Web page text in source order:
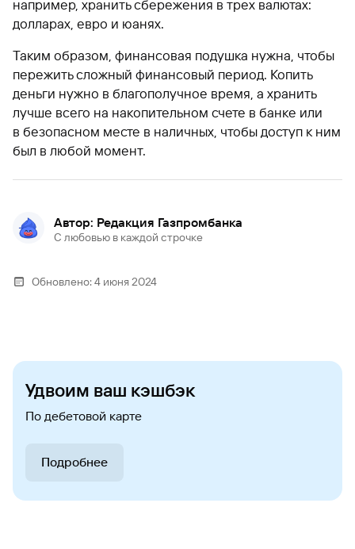
например, хранить сбережения в трех валютах:
долларах, евро и юанях.
Таким образом, финансовая подушка нужна, чтобы
пережить сложный финансовый период. Копить
деньги нужно в благополучное время, а хранить
лучше всего на накопительном счете в банке или
в безопасном месте в наличных, чтобы доступ к ним
был в любой момент.
Автор: Редакция Газпромбанка
С любовью в каждой строчке
Обновлено:4 июня 2024
Удвоим ваш кэшбэк
По дебетовой карте
Подробнее